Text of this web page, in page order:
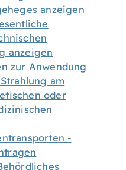
anzeigen
anzeigen
zur Anwendung
am
oder
-